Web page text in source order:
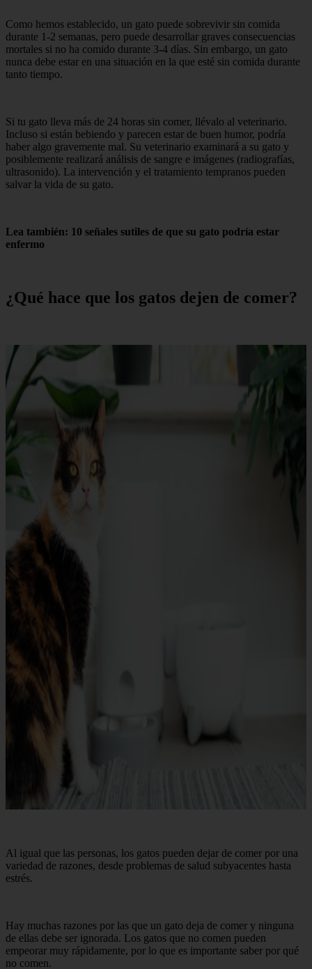
Como hemos establecido, un gato puede sobrevivir sin comida
durante 1-2 semanas, pero puede desarrollar graves consecuencias
mortales si no ha comido durante 3-4 días. Sin embargo, un gato
nunca debe estar en una situación en la que esté sin comida durante
tanto tiempo.
Si tu gato lleva más de 24 horas sin comer, llévalo al veterinario.
Incluso si están bebiendo y parecen estar de buen humor, podría
haber algo gravemente mal. Su veterinario examinará a su gato y
posiblemente realizará análisis de sangre e imágenes (radiografías,
ultrasonido). La intervención y el tratamiento tempranos pueden
salvar la vida de su gato.
Lea también: 10 señales sutiles de que su gato podría estar
enfermo
¿Qué hace que los gatos dejen de comer?
Al igual que las personas, los gatos pueden dejar de comer por una
variedad de razones, desde problemas de salud subyacentes hasta
estrés.
Hay muchas razones por las que un gato deja de comer y ninguna
de ellas debe ser ignorada. Los gatos que no comen pueden
empeorar muy rápidamente, por lo que es importante saber por qué
no comen.